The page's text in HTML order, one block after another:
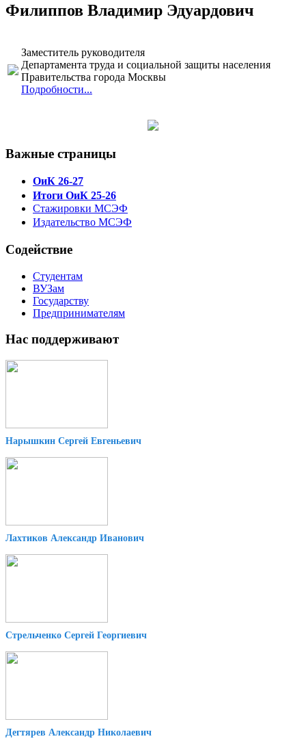
Филиппов Владимир Эдуардович
Заместитель руководителя
Департамента труда и социальной защиты населения
Правительства города Москвы
Подробности...
Важные страницы
ОиК 26-27
Итоги ОиК 25-26
Стажировки МСЭФ
Издательство МСЭФ
Содействие
Студентам
ВУЗам
Государству
Предпринимателям
Нас поддерживают
Нарышкин Сергей Евгеньевич
Лахтиков Александр Иванович
Стрельченко Сергей Георгиевич
Дегтярев Александр Николаевич